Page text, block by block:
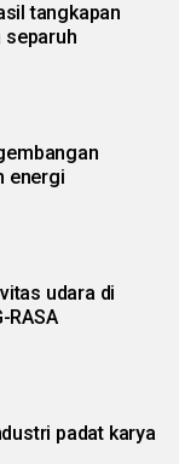
tangkapan
separuh
energi
udara di
RASA
padat karya